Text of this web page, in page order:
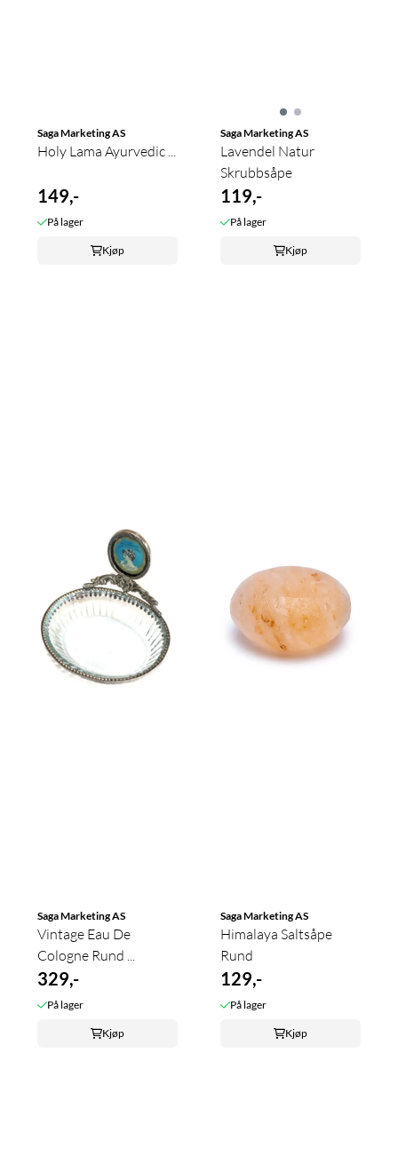
Saga Marketing AS
Holy Lama Ayurvedic ...
149,-
På lager
Kjøp
Saga Marketing AS
Lavendel Natur
Skrubbsåpe
119,-
På lager
Kjøp
Saga Marketing AS
Vintage Eau De
Cologne Rund ...
329,-
På lager
Kjøp
Saga Marketing AS
Himalaya Saltsåpe
Rund
129,-
På lager
Kjøp